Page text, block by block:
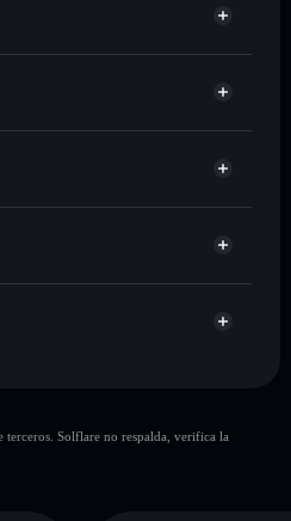
tokens de Solana con
usando el agregador de
tú controla tus claves
Solflare
cartera
10
terceros. Solflare no respalda, verifica la